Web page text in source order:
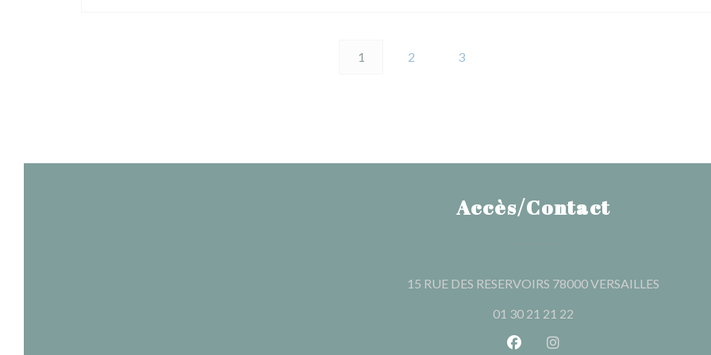
1 2 3
Accès/Contact
15 RUE DES RESERVOIRS 78000 VERSAILLES
01 30 21 21 22